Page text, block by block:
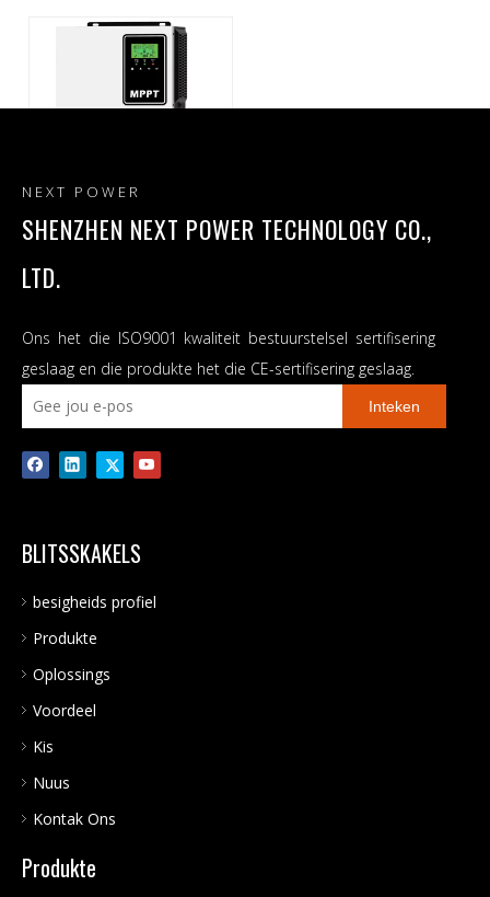
140A MPPT sonkraglaaier
omkeer sonkrag mppt DC
na AC MPPT-gebaseerde
NEXT POWER
SHENZHEN NEXT POWER TECHNOLOGY CO.,
LTD.
Ons het die ISO9001 kwaliteit bestuurstelsel sertifisering
geslaag en die produkte het die CE-sertifisering geslaag.
Inteken
BLITSSKAKELS
besigheids profiel
Produkte
Oplossings
Voordeel
Kis
Nuus
Kontak Ons
Produkte